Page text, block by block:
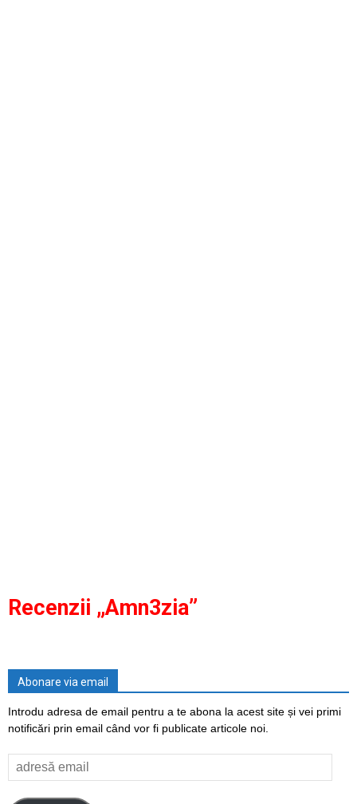
Recenzii „Amn3zia”
Abonare via email
Introdu adresa de email pentru a te abona la acest site și vei primi
notificări prin email când vor fi publicate articole noi.
adresă
email